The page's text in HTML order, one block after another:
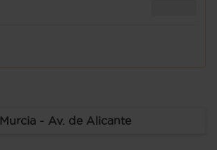
Murcia - Av. de Alicante